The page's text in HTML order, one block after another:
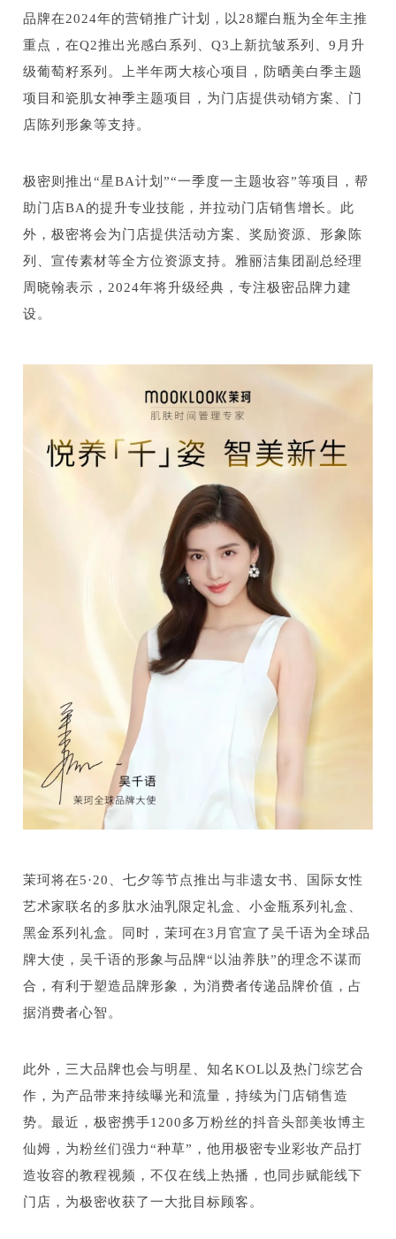
品牌在2024年的营销推广计划，以28耀白瓶为全年主推
重点，在Q2推出光感白系列、Q3上新抗皱系列、9月升
级葡萄籽系列。上半年两大核心项目，防晒美白季主题
项目和瓷肌女神季主题项目，为门店提供动销方案、门
店陈列形象等支持。
极密则推出“星BA计划”“一季度一主题妆容”等项目，帮
助门店BA的提升专业技能，并拉动门店销售增长。此
外，极密将会为门店提供活动方案、奖励资源、形象陈
列、宣传素材等全方位资源支持。雅丽洁集团副总经理
周晓翰表示，2024年将升级经典，专注极密品牌力建
设。
茉珂将在5·20、七夕等节点推出与非遗女书、国际女性
艺术家联名的多肽水油乳限定礼盒、小金瓶系列礼盒、
黑金系列礼盒。同时，茉珂在3月官宣了吴千语为全球品
牌大使，吴千语的形象与品牌“以油养肤”的理念不谋而
合，有利于塑造品牌形象，为消费者传递品牌价值，占
据消费者心智。
此外，三大品牌也会与明星、知名KOL以及热门综艺合
作，为产品带来持续曝光和流量，持续为门店销售造
势。最近，极密携手1200多万粉丝的抖音头部美妆博主
仙姆，为粉丝们强力“种草”，他用极密专业彩妆产品打
造妆容的教程视频，不仅在线上热播，也同步赋能线下
门店，为极密收获了一大批目标顾客。